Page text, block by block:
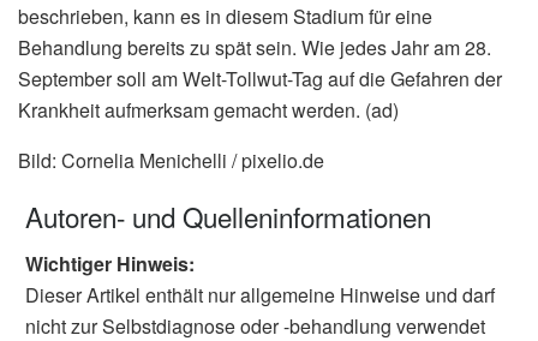
beschrieben, kann es in diesem Stadium für eine
Behandlung bereits zu spät sein. Wie jedes Jahr am 28.
September soll am Welt-Tollwut-Tag auf die Gefahren der
Krankheit aufmerksam gemacht werden. (ad)
Bild: Cornelia Menichelli / pixelio.de
Autoren- und Quelleninformationen
Wichtiger Hinweis:
Dieser Artikel enthält nur allgemeine Hinweise und darf
nicht zur Selbstdiagnose oder -behandlung verwendet